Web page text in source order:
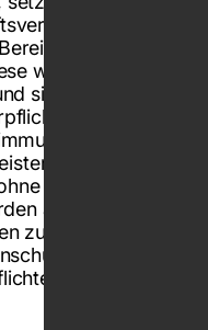
externe
IT,
werden nur
sind iSv Art. 28
die
die in Kontakt
dass diese
aufgrund
zur